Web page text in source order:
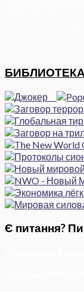
БИБЛИОТЕКА
Є питання?